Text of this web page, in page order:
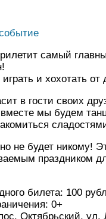
самый
и хохотать от
в гости своих
мы будем
не будет никому!
праздником
билета: 100
0+
Октябрьский, ул.